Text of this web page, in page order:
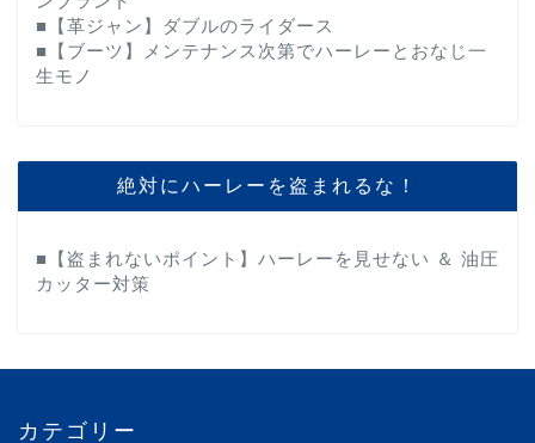
■【革ジャン】ダブルのライダース
■【ブーツ】メンテナンス次第でハーレーとおなじ一
生モノ
絶対にハーレーを盗まれるな！
■【盗まれないポイント】ハーレーを見せない ＆ 油圧
カッター対策
カテゴリー